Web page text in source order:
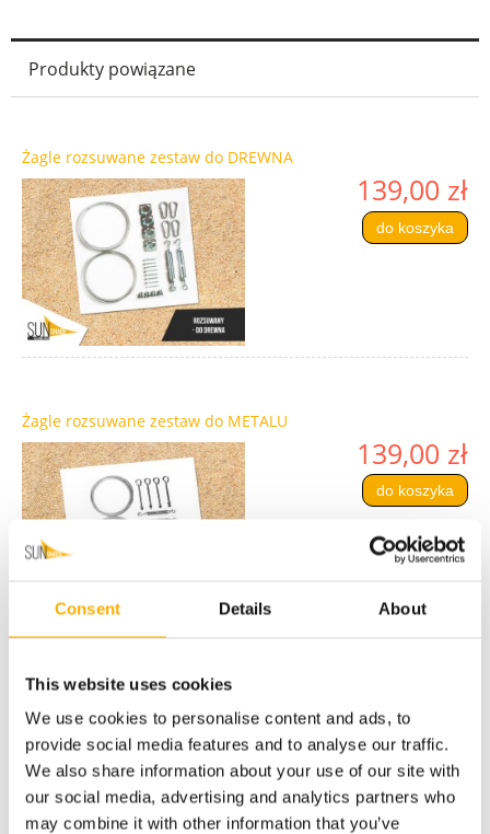
Consent Details About
This website uses cookies
We use cookies to personalise content and ads, to
provide social media features and to analyse our traffic.
We also share information about your use of our site with
our social media, advertising and analytics partners who
may combine it with other information that you’ve
Produkty powiązane
Żagle rozsuwane zestaw do DREWNA
139,00 zł
do koszyka
Żagle rozsuwane zestaw do METALU
139,00 zł
do koszyka
Żagle rozsuwane zestaw MIESZANY
139,00 zł
do koszyka